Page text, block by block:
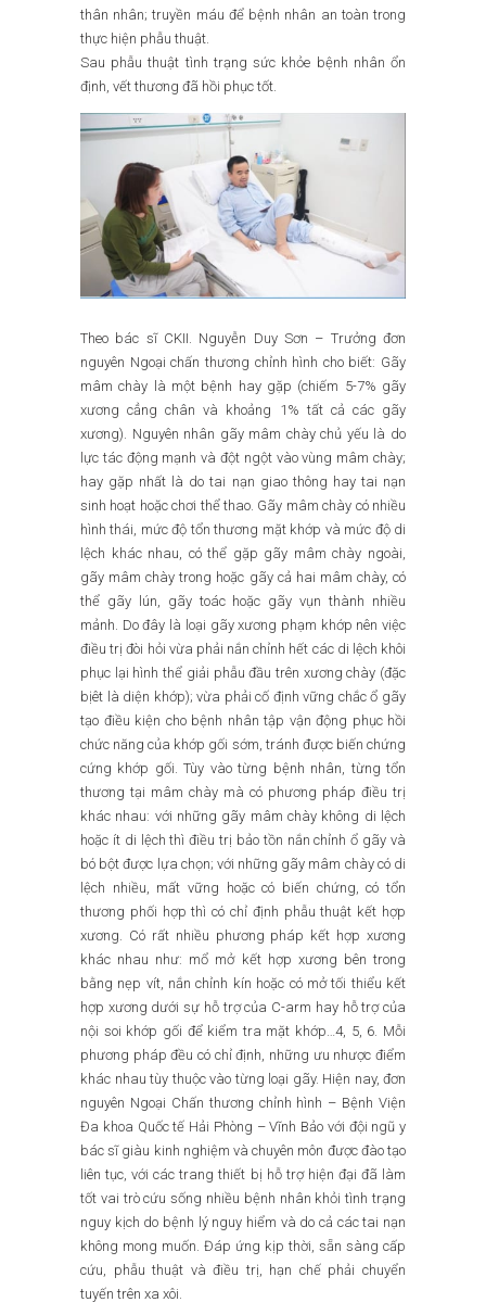
thân nhân; truyền máu để bệnh nhân an toàn trong
thực hiện phẫu thuật.
Sau phẫu thuật tình trạng sức khỏe bệnh nhân ổn
định, vết thương đã hồi phục tốt.
Theo bác sĩ CKII. Nguyễn Duy Sơn – Trưởng đơn
nguyên Ngoại chấn thương chỉnh hình cho biết: Gãy
mâm chày là một bệnh hay gặp (chiếm 5-7% gãy
xương cẳng chân và khoảng 1% tất cả các gãy
xương). Nguyên nhân gãy mâm chày chủ yếu là do
lực tác động mạnh và đột ngột vào vùng mâm chày;
hay gặp nhất là do tai nạn giao thông hay tai nạn
sinh hoạt hoặc chơi thể thao. Gãy mâm chày có nhiều
hình thái, mức độ tổn thương mặt khớp và mức độ di
lệch khác nhau, có thể gặp gãy mâm chày ngoài,
gãy mâm chày trong hoặc gãy cả hai mâm chày, có
thể gãy lún, gãy toác hoặc gãy vụn thành nhiều
mảnh. Do đây là loại gãy xương phạm khớp nên việc
điều trị đòi hỏi vừa phải nắn chỉnh hết các di lệch khôi
phục lại hình thể giải phẫu đầu trên xương chày (đặc
bịêt là diện khớp); vừa phải cố định vững chắc ổ gãy
tạo điều kiện cho bệnh nhân tập vận động phục hồi
chức năng của khớp gối sớm, tránh được biến chứng
cứng khớp gối. Tùy vào từng bệnh nhân, từng tổn
thương tại mâm chày mà có phương pháp điều trị
khác nhau: với những gãy mâm chày không di lệch
hoặc ít di lệch thì điều trị bảo tồn nắn chỉnh ổ gãy và
bó bột được lựa chọn; với những gãy mâm chày có di
lệch nhiều, mất vững hoặc có biến chứng, có tổn
thương phối hợp thì có chỉ định phẫu thuật kết hợp
xương. Có rất nhiều phương pháp kết hợp xương
khác nhau như: mổ mở kết hợp xương bên trong
bằng nẹp vít, nắn chỉnh kín hoặc có mở tối thiểu kết
hợp xương dưới sự hỗ trợ của C-arm hay hỗ trợ của
nội soi khớp gối để kiểm tra mặt khớp…4, 5, 6. Mỗi
phương pháp đều có chỉ định, những ưu nhược điểm
khác nhau tùy thuộc vào từng loại gãy. Hiện nay, đơn
nguyên Ngoại Chấn thương chỉnh hình – Bệnh Viện
Đa khoa Quốc tế Hải Phòng – Vĩnh Bảo với đội ngũ y
bác sĩ giàu kinh nghiệm và chuyên môn được đào tạo
liên tục, với các trang thiết bị hỗ trợ hiện đại đã làm
tốt vai trò cứu sống nhiều bệnh nhân khỏi tình trạng
nguy kịch do bệnh lý nguy hiểm và do cả các tai nạn
không mong muốn. Đáp ứng kịp thời, sẵn sàng cấp
cứu, phẫu thuật và điều trị, hạn chế phải chuyển
tuyến trên xa xôi.